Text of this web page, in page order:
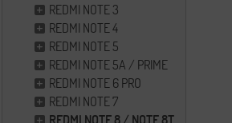
REDMI NOTE 3
REDMI NOTE 4
REDMI NOTE 5
REDMI NOTE 5A / PRIME
REDMI NOTE 6 PRO
REDMI NOTE 7
REDMI NOTE 8 / NOTE 8T